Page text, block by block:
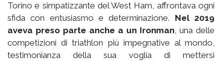
Torino e simpatizzante del West Ham, affrontava ogni
sfida con entusiasmo e determinazione. Nel 2019
aveva preso parte anche a un Ironman, una delle
competizioni di triathlon più impegnative al mondo,
testimonianza della sua voglia di mettersi